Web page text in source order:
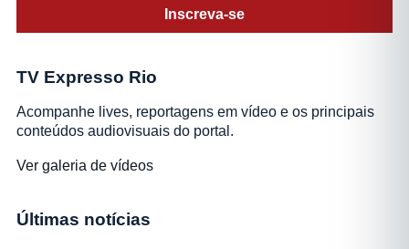
Inscreva-se
TV Expresso Rio
Acompanhe lives, reportagens em vídeo e os principais
conteúdos audiovisuais do portal.
Ver galeria de vídeos
Últimas notícias